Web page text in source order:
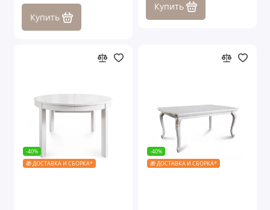
Купить
Купить
-40%
🎁 ДОСТАВКА И СБОРКА*
-40%
🎁 ДОСТАВКА И СБОРКА*